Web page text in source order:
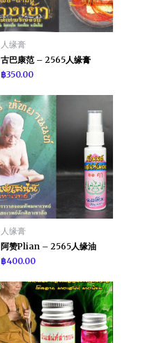
人缘膏
古巴康范 – 2565人缘膏
฿350.00
人缘膏
阿赞Plian – 2565人缘油
฿400.00